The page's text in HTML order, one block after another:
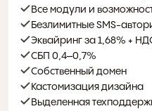
Все модули и
Безлимитные SMS-
Эквайринг за 1,68% +
СБП 0,4–0,7%
Собственный домен
Кастомизация дизайна
Выделенная